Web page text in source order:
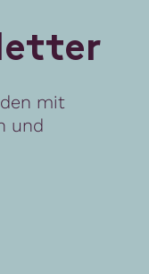
etter
mit
und